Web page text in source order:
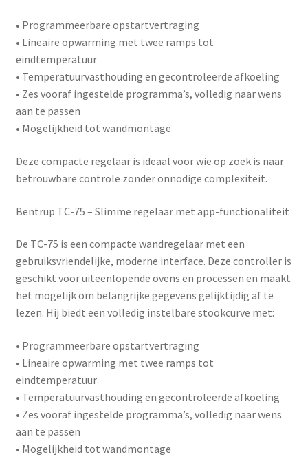
• Programmeerbare opstartvertraging
• Lineaire opwarming met twee ramps tot
eindtemperatuur
• Temperatuurvasthouding en gecontroleerde afkoeling
• Zes vooraf ingestelde programma’s, volledig naar wens
aan te passen
• Mogelijkheid tot wandmontage
Deze compacte regelaar is ideaal voor wie op zoek is naar
betrouwbare controle zonder onnodige complexiteit.
Bentrup TC-75 – Slimme regelaar met app-functionaliteit
De TC-75 is een compacte wandregelaar met een
gebruiksvriendelijke, moderne interface. Deze controller is
geschikt voor uiteenlopende ovens en processen en maakt
het mogelijk om belangrijke gegevens gelijktijdig af te
lezen. Hij biedt een volledig instelbare stookcurve met:
• Programmeerbare opstartvertraging
• Lineaire opwarming met twee ramps tot
eindtemperatuur
• Temperatuurvasthouding en gecontroleerde afkoeling
• Zes vooraf ingestelde programma’s, volledig naar wens
aan te passen
• Mogelijkheid tot wandmontage